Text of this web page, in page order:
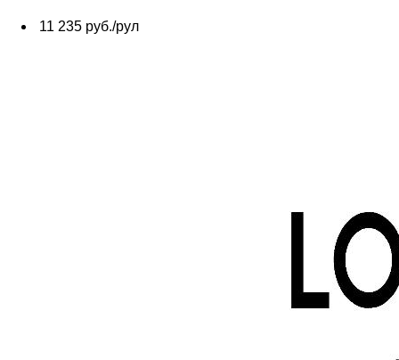
11 235 руб./рул